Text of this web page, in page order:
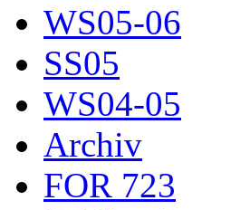
WS05-06
SS05
WS04-05
Archiv
FOR 723